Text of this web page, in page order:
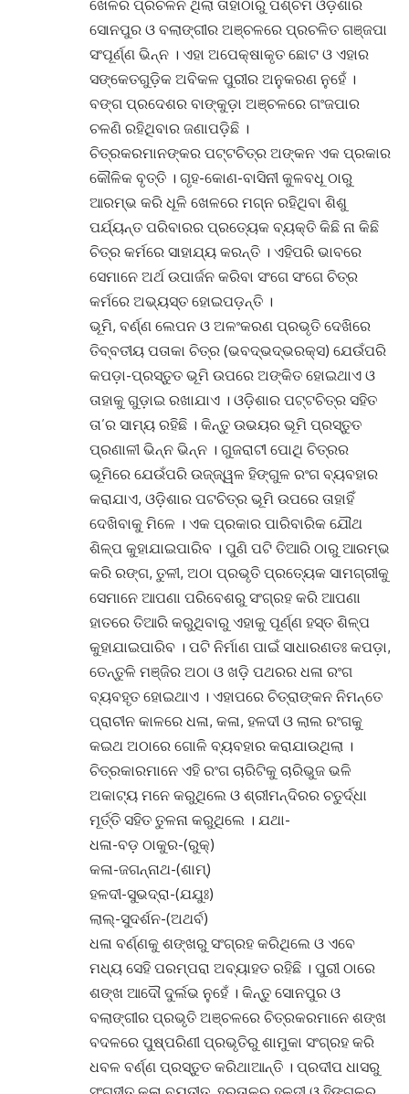
ଖେଳର ପ୍ରଚଳନ ଥିଲା ତାହାଠାରୁ ପଶ୍ଚିମ ଓଡ଼ିଶାର
ସୋନପୁର ଓ ବଲାଙ୍ଗୀର ଅଞ୍ଚଳରେ ପ୍ରଚଳିତ ଗଞ୍ଜପା
ସଂପୂର୍ଣ୍ଣ ଭିନ୍ନ । ଏହା ଅପେକ୍ଷାକୃତ ଛୋଟ ଓ ଏହାର
ସଙ୍କେତଗୁଡ଼ିକ ଅବିକଳ ପୁରୀର ଅନୁକରଣ ନୁହେଁ ।
ବଙ୍ଗ ପ୍ରଦେଶର ବାଙ୍କୁଡ଼ା ଅଞ୍ଚଳରେ ଗଂଜପାର
ଚଳଣି ରହିଥିବାର ଜଣାପଡ଼ିଛି ।
ଚିତ୍ରକରମାନଙ୍କର ପଟ୍ଟଚିତ୍ର ଅଙ୍କନ ଏକ ପ୍ରକାର
କୌଳିକ ବୃତ୍ତି । ଗୃହ-କୋଣ-ବାସିନୀ କୁଳବଧୂ ଠାରୁ
ଆରମ୍ଭ କରି ଧୂଳି ଖେଳରେ ମଗ୍ନ ରହିଥିବା ଶିଶୁ
ପର୍ଯ୍ୟନ୍ତ ପରିବାରର ପ୍ରତ୍ୟେକ ବ୍ୟକ୍ତି କିଛି ନା କିଛି
ଚିତ୍ର କର୍ମରେ ସାହାଯ୍ୟ କରନ୍ତି । ଏହିପରି ଭାବରେ
ସେମାନେ ଅର୍ଥ ଉପାର୍ଜନ କରିବା ସଂଗେ ସଂଗେ ଚିତ୍ର
କର୍ମରେ ଅଭ୍ୟସ୍ତ ହୋଇପଡ଼ନ୍ତି ।
ଭୂମି, ବର୍ଣ୍ଣ ଲେପନ ଓ ଅଳଂକରଣ ପ୍ରଭୃତି ଦେଖିରେ
ତିବ୍‌ବତୀୟ ପତାକା ଚିତ୍ର (ଭବଦ୍ଭଦ୍ଭରକ୍ସ) ଯେଉଁପରି
କପଡ଼ା-ପ୍ରସ୍ତୁତ ଭୂମି ଉପରେ ଅଙ୍କିତ ହୋଇଥାଏ ଓ
ତାହାକୁ ଗୁଡ଼ାଇ ରଖାଯାଏ । ଓଡ଼ିଶାର ପଟ୍ଟଚିତ୍ର ସହିତ
ତା’ର ସାମ୍ୟ ରହିଛି । କିନ୍ତୁ ଉଭୟର ଭୂମି ପ୍ରସ୍ତୁତ
ପ୍ରଣାଳୀ ଭିନ୍ନ ଭିନ୍ନ । ଗୁଜରାଟୀ ପୋଥି ଚିତ୍ରର
ଭୂମିରେ ଯେଉଁପରି ଉଜ୍ଜ୍ୱଳ ହିଙ୍ଗୁଳ ରଂଗ ବ୍ୟବହାର
କରାଯାଏ, ଓଡ଼ିଶାର ପଟଚିତ୍ର ଭୂମି ଉପରେ ତାହାହିଁ
ଦେଖିବାକୁ ମିଳେ । ଏକ ପ୍ରକାର ପାରିବାରିକ ଯୌଥ
ଶିଳ୍ପ କୁହାଯାଇପାରିବ । ପୁଣି ପଟି ତିଆରି ଠାରୁ ଆରମ୍ଭ
କରି ରଙ୍ଗ, ତୁଳୀ, ଅଠା ପ୍ରଭୃତି ପ୍ରତ୍ୟେକ ସାମଗ୍ରୀକୁ
ସେମାନେ ଆପଣା ପରିବେଶରୁ ସଂଗ୍ରହ କରି ଆପଣା
ହାତରେ ତିଆରି କରୁଥିବାରୁ ଏହାକୁ ପୂର୍ଣ୍ଣ ହସ୍ତ ଶିଳ୍ପ
କୁହାଯାଇପାରିବ । ପଟି ନିର୍ମାଣ ପାଇଁ ସାଧାରଣତଃ କପଡ଼ା,
ତେନ୍ତୁଳି ମଞ୍ଜିର ଅଠା ଓ ଖଡ଼ି ପଥରର ଧଳା ରଂଗ
ବ୍ୟବହୃତ ହୋଇଥାଏ । ଏହାପରେ ଚିତ୍ରାଙ୍କନ ନିମନ୍ତେ
ପ୍ରାଚୀନ କାଳରେ ଧଳା, କଳା, ହଳଦୀ ଓ ଲାଲ ରଂଗକୁ
କଇଥ ଅଠାରେ ଗୋଳି ବ୍ୟବହାର କରାଯାଉଥିଲା ।
ଚିତ୍ରକାରମାନେ ଏହି ରଂଗ ଚାରିଟିକୁ ଚାରିଭୁଜ ଭଳି
ଅକାଟ୍ୟ ମନେ କରୁଥିଲେ ଓ ଶ୍ରୀମନ୍ଦିରର ଚତୁର୍ଦ୍ଧା
ମୂର୍ତ୍ତି ସହିତ ତୁଳନା କରୁଥିଲେ । ଯଥା-
ଧଳା-ବଡ଼ ଠାକୁର-(ରୁକ୍‌)
କଳା-ଜଗନ୍ନାଥ-(ଶାମ୍‌)
ହଳଦୀ-ସୁଭଦ୍ରା-(ଯଯୁଃ)
ଲାଲ୍‌-ସୁଦର୍ଶନ-(ଅଥର୍ବ)
ଧଳା ବର୍ଣ୍ଣକୁ ଶଙ୍ଖରୁ ସଂଗ୍ରହ କରିଥିଲେ ଓ ଏବେ
ମଧ୍ୟ ସେହି ପରମ୍ପରା ଅବ୍ୟାହତ ରହିଛି । ପୁରୀ ଠାରେ
ଶଙ୍ଖ ଆଦୌ ଦୁର୍ଲଭ ନୁହେଁ । କିନ୍ତୁ ସୋନପୁର ଓ
ବଲାଙ୍ଗୀର ପ୍ରଭୃତି ଅଞ୍ଚଳରେ ଚିତ୍ରକରମାନେ ଶଙ୍ଖ
ବଦଳରେ ପୁଷ୍ପରିଣୀ ପ୍ରଭୃତିରୁ ଶାମୁକା ସଂଗ୍ରହ କରି
ଧବଳ ବର୍ଣ୍ଣ ପ୍ରସ୍ତୁତ କରିଥାଆନ୍ତି । ପ୍ରଦୀପ ଧାସରୁ